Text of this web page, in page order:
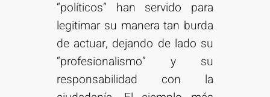
“políticos” han servido para
legitimar su manera tan burda
de actuar, dejando de lado su
“profesionalismo” y su
responsabilidad con la